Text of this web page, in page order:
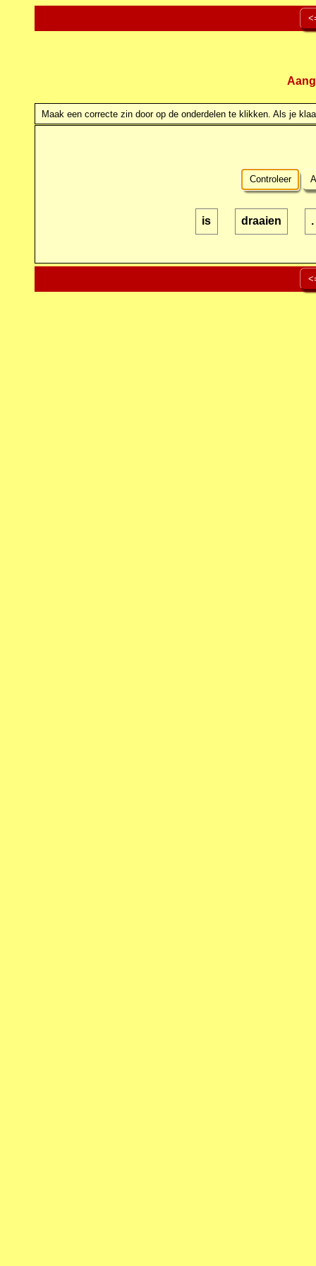
Maak een correcte zin door op de onderdelen te klikken. Als je
Controleer
is draaien .